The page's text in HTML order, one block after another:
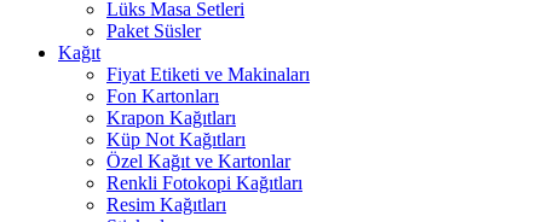
Lüks Masa Setleri
Paket Süsler
Kağıt
Fiyat Etiketi ve Makinaları
Fon Kartonları
Krapon Kağıtları
Küp Not Kağıtları
Özel Kağıt ve Kartonlar
Renkli Fotokopi Kağıtları
Resim Kağıtları